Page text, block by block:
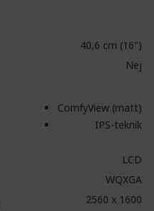
40,6 cm (16")
Nej
ComfyView (matt)
IPS-teknik
LCD
WQXGA
2560 x 1600